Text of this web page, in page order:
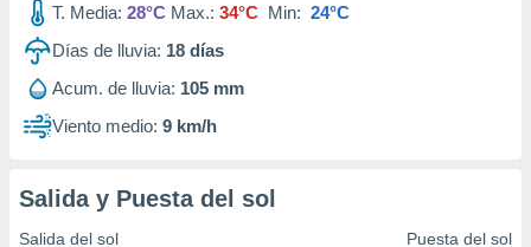
de
T. Media: 28°C Max.: 34°C Min: 24°C
Días de lluvia: 18 días
Acum. de lluvia: 105 mm
Viento medio: 9 km/h
Salida y Puesta del sol
Salida del sol Puesta del sol